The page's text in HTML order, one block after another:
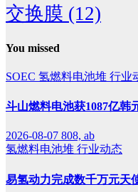
交换膜 (12)
You missed
SOEC 氢燃料电池堆 行业
斗山燃料电池获1087亿韩
2026-08-07 808, ab
氢燃料电池堆 行业动态
易氢动力完成数千万元天